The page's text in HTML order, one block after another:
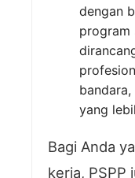
dengan
program
yang
Bagi Anda
kerja, PSPP